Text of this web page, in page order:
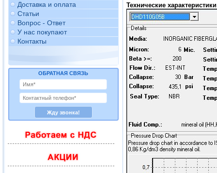
Доставка и оплата
Статьи
Вопрос - Ответ
У нас покупают
Контакты
ОБРАТНАЯ СВЯЗЬ
Технические